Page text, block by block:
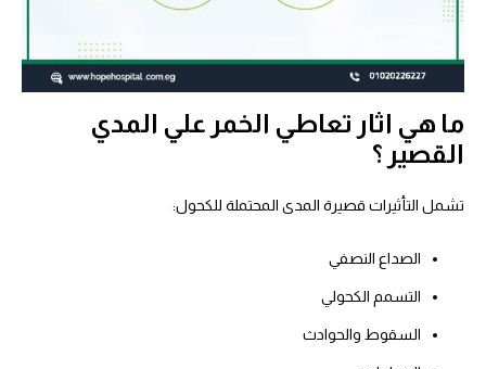
ما هي اثار تعاطي الخمر علي المدي
القصير ؟
تشمل التأثيرات قصيرة المدى المحتملة للكحول:
الصداع النصفي
التسمم الكحولي
السقوط والحوادث